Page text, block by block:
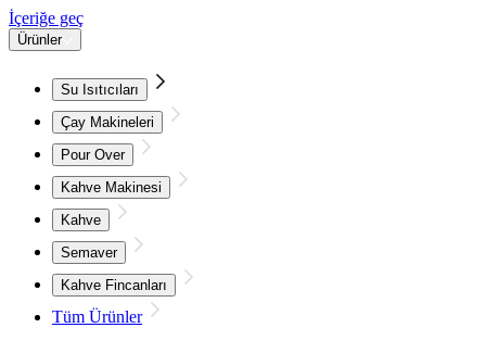
İçeriğe geç
Ürünler
Su Isıtıcıları
Çay Makineleri
Pour Over
Kahve Makinesi
Kahve
Semaver
Kahve Fincanları
Tüm Ürünler